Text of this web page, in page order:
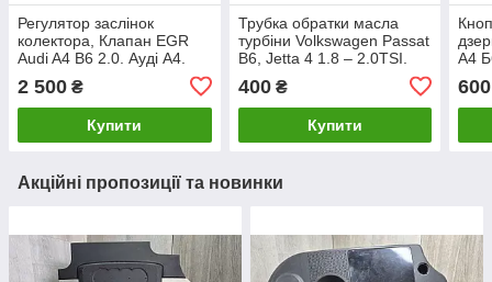
Регулятор заслінок
колектора, Клапан EGR
Audi A4 B6 2.0. Ауді А4.
037906283C, 72288000.
2 500 ₴
Купити
Трубка обратки масла
турбіни Volkswagen Passat
B6, Jetta 4 1.8 – 2.0TSI.
06H145735G.
400₴
Купити
А4
600
Акційні пропозиції та новинки